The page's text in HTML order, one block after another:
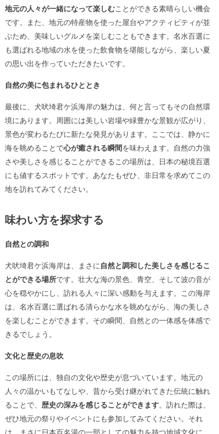
地元の人々が一緒になって楽しむことができる素晴らしい機会
です。また、地元の特産物を使った屋台やアクティビティが並
ぶため、美味しいグルメを楽しむこともできます。名水百選に
も選ばれる地域の水を使った飲食物を堪能しながら、楽しい夏
の思い出を作っていただきたいです。
自然の美に包まれるひととき
最後に、犬吠埼君ケ浜海岸の魅力は、何と言ってもその自然環
境にあります。周囲には美しい岩場や緑豊かな景観が広がり、
景色が変わるたびに新たな発見があります。ここでは、静かに
海を眺めることで心が癒される瞬間を味わえます。自然の力強
さや美しさを感じることができるこの場所は、日本の秘境百選
にも値するスポットです。あなたもぜひ、非日常を求めてこの
地を訪れてみてください。
味わい方を探求する
自然との調和
犬吠埼君ケ浜海岸は、まさに自然と調和した美しさを感じるこ
とができる場所です。壮大な海の景色、青空、そして波の音が
心を穏やかにし、訪れる人々に深い感動を与えます。この海岸
は、名水百選に選ばれる清らかな水を眺めながら、海の美しさ
を楽しむことができます。その瞬間、自然との一体感を体感で
きるでしょう。
文化と歴史の息吹
この場所には、独自の文化や歴史が息づいています。地元の
人々の温かいもてなしや、昔から受け継がれてきた伝統に触れ
ることで、 歴史の深みを感じることができます。訪れた際は、
ぜひ地元の祭りやイベントにも参加してみてください。それ
は、まさに日本百名湯の一部としての魅力を持つ地域文化に、